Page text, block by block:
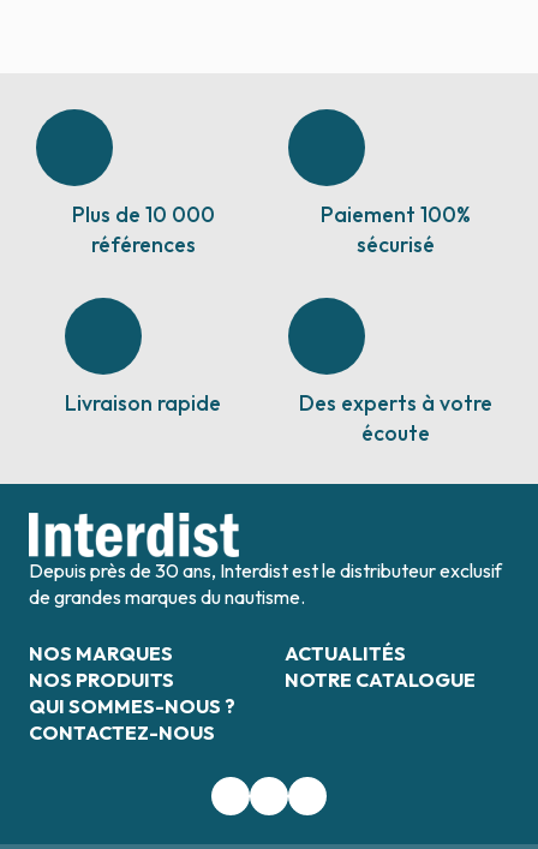
Plus de 10 000
références
Paiement 100%
sécurisé
Livraison rapide
Des experts à votre
écoute
Depuis près de 30 ans, Interdist est le distributeur exclusif
de grandes marques du nautisme.
NOS MARQUES
NOS PRODUITS
QUI SOMMES-NOUS ?
CONTACTEZ-NOUS
ACTUALITÉS
NOTRE CATALOGUE